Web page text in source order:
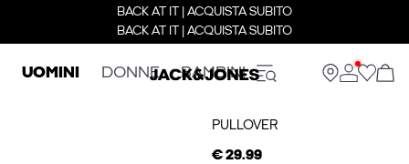
BACK AT IT | ACQUISTA SUBITO
BACK AT IT | ACQUISTA SUBITO
UOMINI DONNE BAMBINI
PULLOVER
€ 29.99